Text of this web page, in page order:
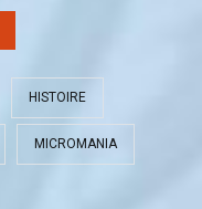
HISTOIRE
MICROMANIA